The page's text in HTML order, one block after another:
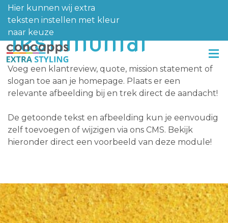
Hier kunnen wij extra
teksten instellen met kleur
naar keuze
Testimonial
Voeg een klantreview, quote, mission statement of
slogan toe aan je homepage. Plaats er een
relevante afbeelding bij en trek direct de aandacht!
De getoonde tekst en afbeelding kun je eenvoudig
zelf toevoegen of wijzigen via ons CMS. Bekijk
hieronder direct een voorbeeld van deze module!